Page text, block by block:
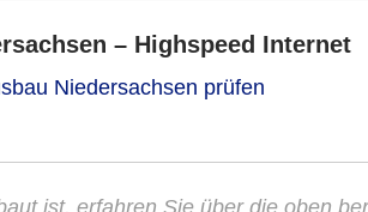
– Highspeed Internet
Niedersachsen prüfen
ist, erfahren Sie über die oben